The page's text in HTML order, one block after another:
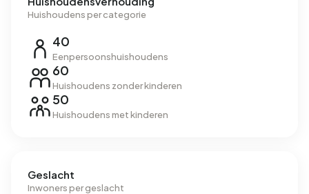
Huishoudens per categorie
40
Eenpersoonshuishoudens
60
Huishoudens zonder kinderen
50
Huishoudens met kinderen
Geslacht
Inwoners per geslacht